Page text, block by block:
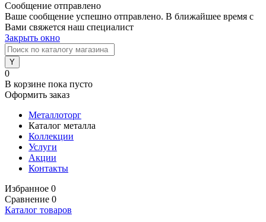
Сообщение отправлено
Ваше сообщение успешно отправлено. В ближайшее время с
Вами свяжется наш специалист
Закрыть окно
0
В корзине пока пусто
Оформить заказ
Металлоторг
Каталог металла
Коллекции
Услуги
Акции
Контакты
Избранное 0
Сравнение 0
Каталог товаров